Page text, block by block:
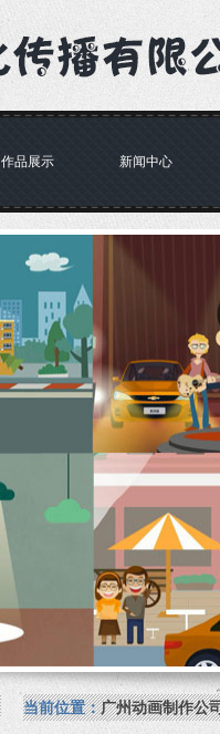
作品展示 新闻中心
当前位置：广州动画制作公